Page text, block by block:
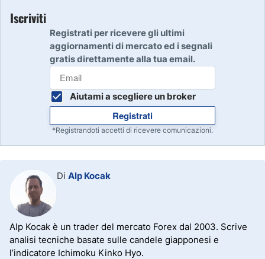
Iscriviti
Registrati per ricevere gli ultimi
aggiornamenti di mercato ed i segnali
gratis direttamente alla tua email.
Aiutami a scegliere un broker
Registrati
*Registrandoti accetti di ricevere comunicazioni.
Di Alp Kocak
Alp Kocak è un trader del mercato Forex dal 2003. Scrive
analisi tecniche basate sulle candele giapponesi e
l’indicatore Ichimoku Kinko Hyo.